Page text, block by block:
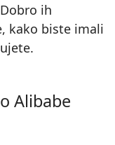
ih
kako biste imali
Alibabe